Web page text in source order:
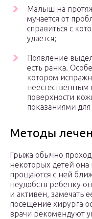
Малыш на
мучается от
справиться с
удается;
Появление
есть ранка.
котором
неестественным
поверхности
показаниями
Методы
Грыжа обычно
некоторых детей она
прощаются с ней
неудобств ребенку
и активен, замечать
посещение хирурга
врачи рекомендуют